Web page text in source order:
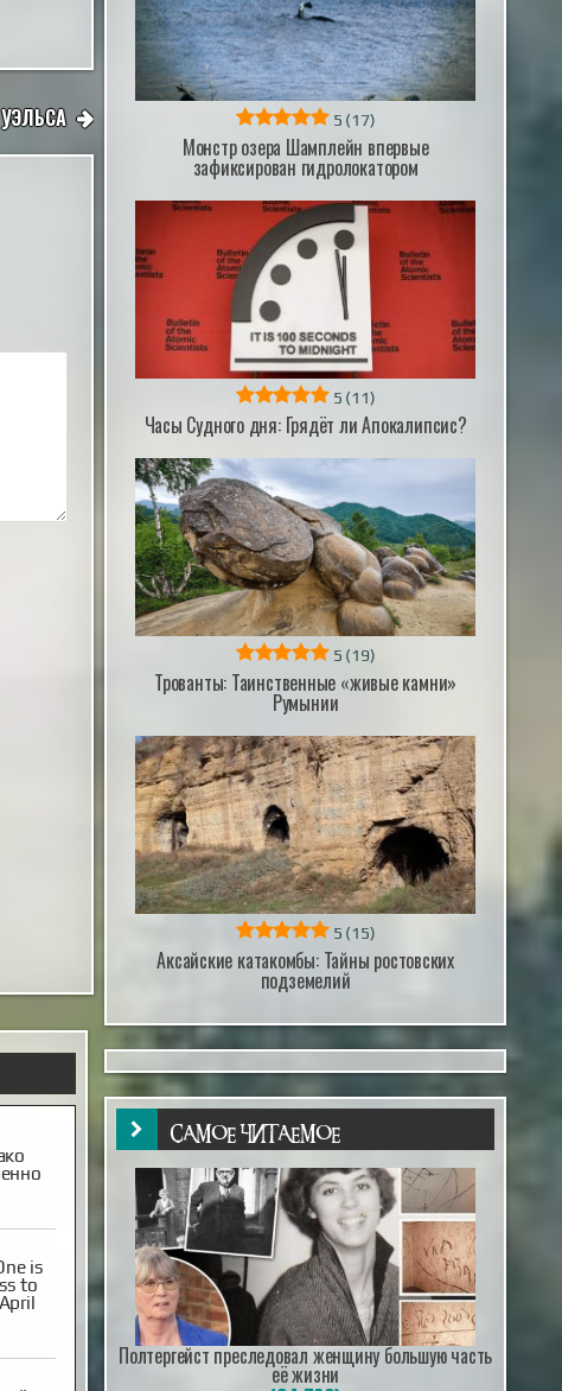
is
to
5 (17)
Монстр озера Шамплейн впервые
зафиксирован гидролокатором
5 (11)
Часы Судного дня: Грядёт ли Апокалипсис?
5 (19)
Трованты: Таинственные «живые камни»
Румынии
5 (15)
Аксайские катакомбы: Тайны ростовских
подземелий
САМОЕ ЧИТАЕМОЕ
Полтергейст преследовал женщину большую часть
её жизни